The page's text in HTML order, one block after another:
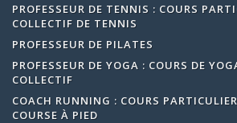
PROFESSEUR DE TENNIS : COURS
COLLECTIF DE TENNIS
PROFESSEUR DE PILATES
PROFESSEUR DE YOGA : COURS DE
COLLECTIF
COACH RUNNING : COURS
COURSE À PIED